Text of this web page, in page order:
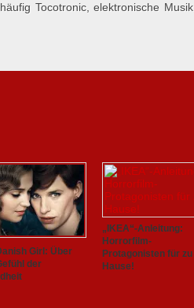
Tocotronic, elektronische Musik,
Girl: Über
der
„IKEA“-Anleitung:
Horrorfilm-
Protagonisten für zu
Hause!